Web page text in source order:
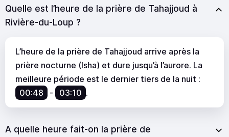
Quelle est l’heure de la prière de Tahajjoud à
Rivière-du-Loup ?
L’heure de la prière de Tahajjoud arrive après la
prière nocturne (Isha) et dure jusqu’à l’aurore. La
meilleure période est le dernier tiers de la nuit :
00:48
- 03:10 .
A quelle heure fait-on la prière de